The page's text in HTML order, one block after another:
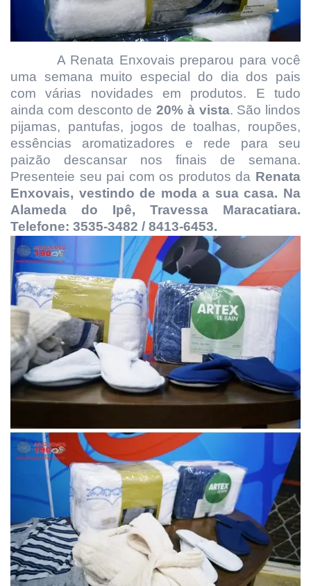
A Renata Enxovais preparou para você
uma semana muito especial do dia dos pais
com várias novidades em produtos. E tudo
ainda com desconto de 20% à vista. São lindos
pijamas, pantufas, jogos de toalhas, roupões,
essências aromatizadores e rede para seu
paizão descansar nos finais de semana.
Presenteie seu pai com os produtos da Renata
Enxovais, vestindo de moda a sua casa. Na
Alameda do Ipê, Travessa Maracatiara.
Telefone: 3535-3482 / 8413-6453.